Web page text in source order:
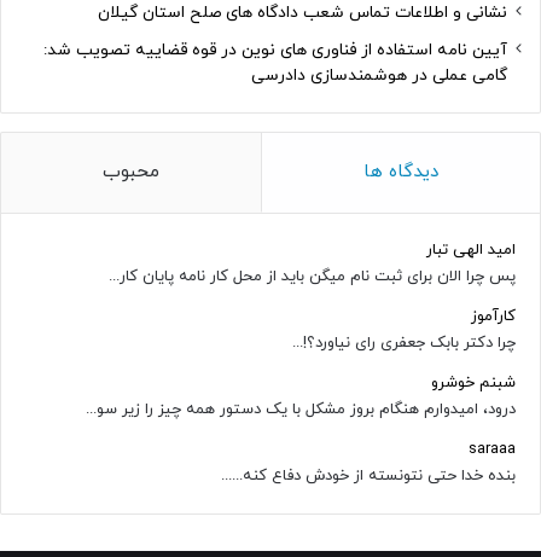
نشانی و اطلاعات تماس شعب دادگاه های صلح استان گیلان
آیین نامه استفاده از فناوری های نوین در قوه قضاییه تصویب شد:
گامی عملی در هوشمندسازی دادرسی
دیدگاه ها محبوب
امید الهی تبار
پس چرا الان برای ثبت نام میگن باید از محل کار نامه پایان کار...
کارآموز
چرا دکتر بابک جعفری رای نیاورد؟!...
شبنم خوشرو
درود، امیدوارم هنگام بروز مشکل با یک دستور همه چیز را زیر سو...
saraaa
بنده خدا حتی نتونسته از خودش دفاع کنه......